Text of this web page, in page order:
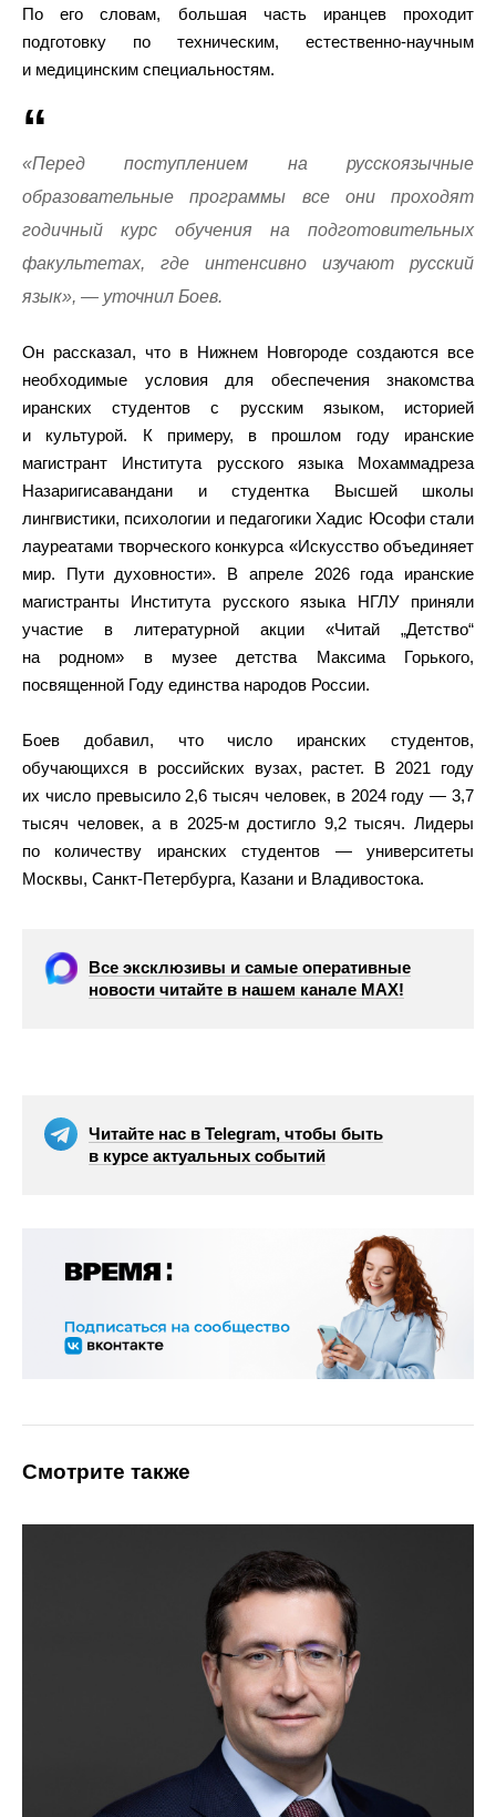
По его словам, большая часть иранцев проходит
подготовку по техническим, естественно-научным
и медицинским специальностям.
«Перед поступлением на русскоязычные
образовательные программы все они проходят
годичный курс обучения на подготовительных
факультетах, где интенсивно изучают русский
язык», — уточнил Боев.
Он рассказал, что в Нижнем Новгороде создаются все
необходимые условия для обеспечения знакомства
иранских студентов с русским языком, историей
и культурой. К примеру, в прошлом году иранские
магистрант Института русского языка Мохаммадреза
Назаригисавандани и студентка Высшей школы
лингвистики, психологии и педагогики Хадис Юсофи стали
лауреатами творческого конкурса «Искусство объединяет
мир. Пути духовности». В апреле 2026 года иранские
магистранты Института русского языка НГЛУ приняли
участие в литературной акции «Читай „Детство“
на родном» в музее детства Максима Горького,
посвященной Году единства народов России.
Боев добавил, что число иранских студентов,
обучающихся в российских вузах, растет. В 2021 году
их число превысило 2,6 тысяч человек, в 2024 году — 3,7
тысяч человек, а в 2025-м достигло 9,2 тысяч. Лидеры
по количеству иранских студентов — университеты
Москвы, Санкт-Петербурга, Казани и Владивостока.
Все эксклюзивы и самые оперативные
новости читайте в нашем канале МАХ!
Читайте нас в Telegram, чтобы быть
в курсе актуальных событий
Смотрите также